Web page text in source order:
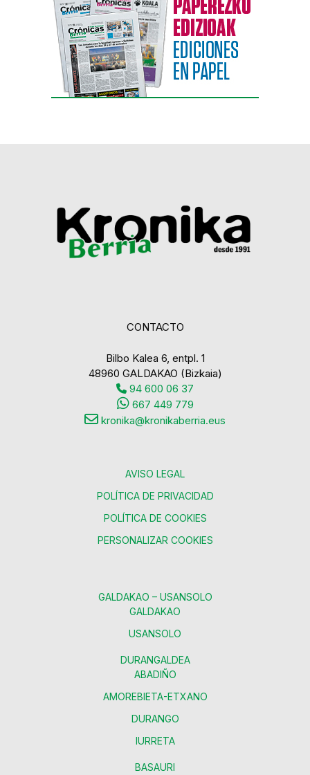
CONTACTO
Bilbo Kalea 6, entpl. 1
48960 GALDAKAO (Bizkaia)
94 600 06 37
667 449 779
kronika@kronikaberria.eus
AVISO LEGAL
POLÍTICA DE PRIVACIDAD
POLÍTICA DE COOKIES
PERSONALIZAR COOKIES
GALDAKAO – USANSOLO
GALDAKAO
USANSOLO
DURANGALDEA
ABADIÑO
AMOREBIETA-ETXANO
DURANGO
IURRETA
BASAURI